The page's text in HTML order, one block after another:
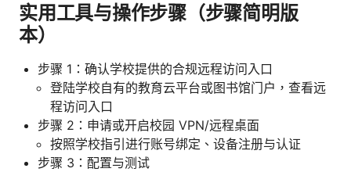
实用工具与操作步骤（步骤简明版
本）
步骤 1：确认学校提供的合规远程访问入口
登陆学校自有的教育云平台或图书馆门户，查看远
程访问入口
步骤 2：申请或开启校园 VPN/远程桌面
按照学校指引进行账号绑定、设备注册与认证
步骤 3：配置与测试